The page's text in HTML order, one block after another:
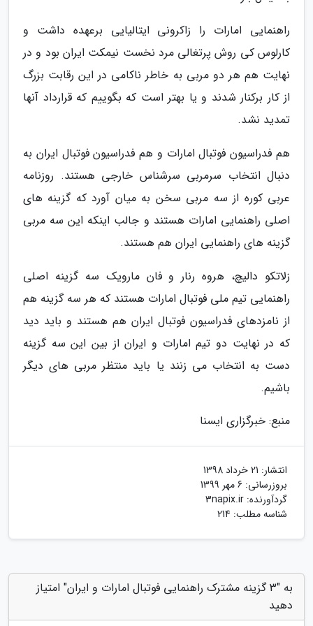
راهنمایی امارات را زاکرونی ایتالیایی برعهده داشت و
کارلوس کی روش پرتغالی مرد نخست نیمکت ایران بود و در
نهایت هم هر دو مربی به خاطر ناکامی در این رقابت بزرگ
از کار برکنار شدند و یا بهتر است که بگوییم که قرارداد آنها
تمدید نشد.
هم فدراسیون فوتبال امارات و هم فدراسیون فوتبال ایران به
دنبال انتخاب سرمربی سرشناس خارجی هستند. روزنامه
عربی کوره از سه مربی سخن به میان آورد که گزینه های
اصلی راهنمایی امارات هستند و جالب اینکه این سه مربی
گزینه های راهنمایی ایران هم هستند.
زلاتکو دالیچ، هروه رنار و فان مارویک سه گزینه اصلی
راهنمایی تیم ملی فوتبال امارات هستند که هر سه گزینه هم
از نامزدهای فدراسیون فوتبال ایران هم هستند و باید دید
که در نهایت دو تیم امارات و ایران از بین این سه گزینه
دست به انتخاب می زنند یا باید منتظر مربی های دیگر
باشیم.
منبع: خبرگزاری ایسنا
انتشار: 21 خرداد 1398
بروزرسانی: 6 مهر 1399
گردآورنده: 3napix.ir
شناسه مطلب: 214
به "3 گزینه مشترک راهنمایی فوتبال امارات و ایران" امتیاز
دهید